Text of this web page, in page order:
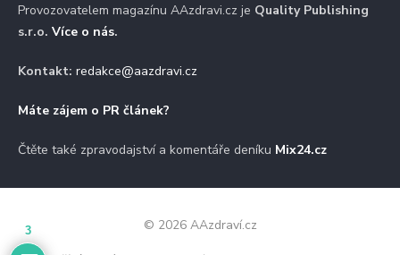
Provozovatelem magazínu AAzdravi.cz je Quality Publishing
s.r.o. Více o nás.
Kontakt: redakce@aazdravi.cz
Máte zájem o PR článek?
Čtěte také zpravodajství a komentáře deníku Mix24.cz
© 2026 AAzdraví.cz
3